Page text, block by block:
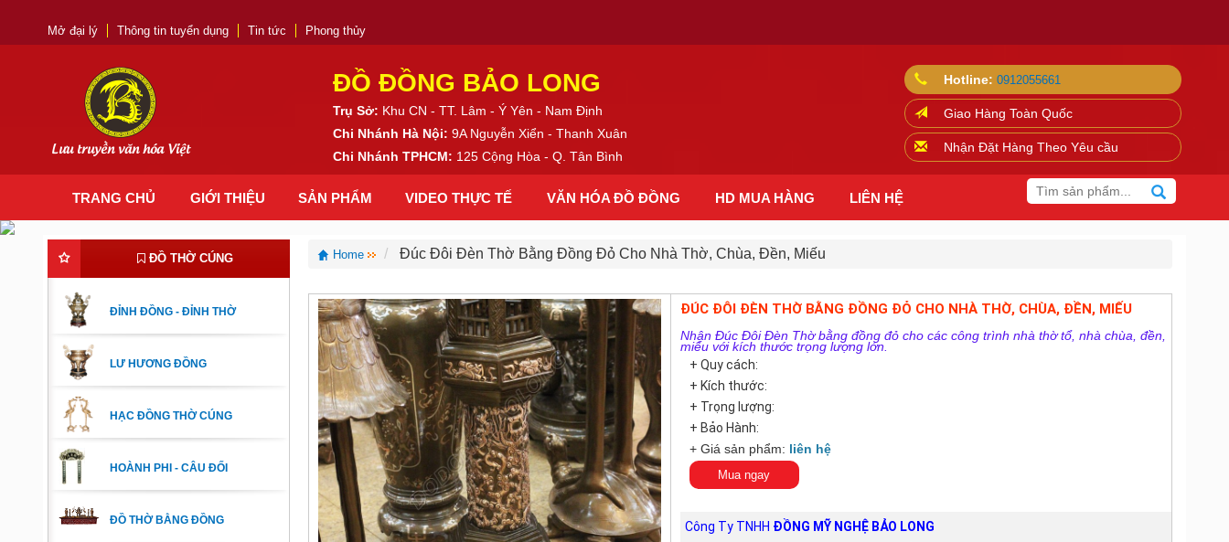
Mở đại lý Thông tin tuyển dụng Tin tức Phong thủy
Lưu truyền văn hóa Việt
ĐỒ ĐỒNG BẢO LONG
Trụ Sở: Khu CN - TT. Lâm - Ý Yên - Nam Định
Chi Nhánh Hà Nội:9A Nguyễn Xiển - Thanh Xuân
Chi Nhánh TPHCM: 125 Cộng Hòa - Q. Tân Bình
Hotline: 0912055661
Giao Hàng Toàn Quốc
Nhận Đặt Hàng Theo Yêu cầu
TRANG CHỦ GIỚI THIỆU SẢN PHẨM VIDEO THỰC TẾ VĂN HÓA ĐỒ ĐỒNG HD MUA HÀNG LIÊN HỆ
ĐỒ THỜ CÚNG
ĐỈNH ĐỒNG - ĐỈNH THỜ
LƯ HƯƠNG ĐỒNG
HẠC ĐỒNG THỜ CÚNG
HOÀNH PHI - CÂU ĐỐI
ĐỒ THỜ BẰNG ĐỒNG
Home Đúc Đôi Đèn Thờ Bằng Đồng Đỏ Cho Nhà Thờ, Chùa, Đền, Miếu
ĐÚC ĐÔI ĐÈN THỜ BẰNG ĐỒNG ĐỎ CHO NHÀ THỜ, CHÙA, ĐỀN, MIẾU
Nhận Đúc Đôi Đèn Thờ bằng đồng đỏ cho các công trình nhà thờ tổ, nhà chùa, đền,
miếu với kích thước trọng lượng lớn.
+ Quy cách:
+ Kích thước:
+ Trọng lượng:
+ Bảo Hành:
+ Giá sản phẩm: liên hệ
Mua ngay
Công Ty TNHH ĐỒNG MỸ NGHỆ BẢO LONG